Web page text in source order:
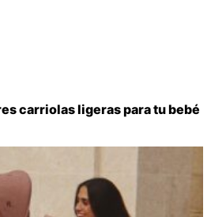
carriolas ligeras para tu bebé